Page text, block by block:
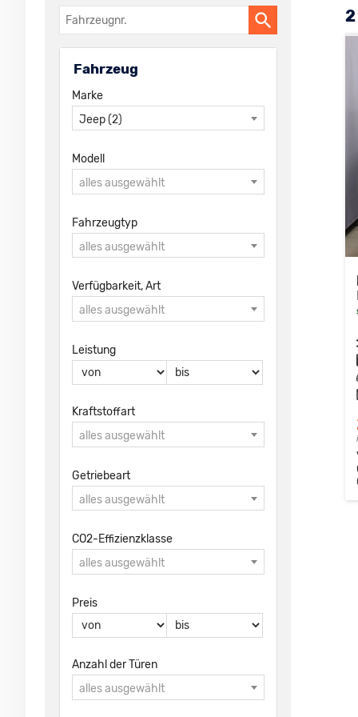
2
Fahrzeugnr.
Fahrzeug
Marke
Jeep (2)
Modell
alles ausgewählt
Fahrzeugtyp
alles ausgewählt
Verfügbarkeit, Art
alles ausgewählt
Leistung
Kraftstoffart
alles ausgewählt
Getriebeart
alles ausgewählt
CO2-Effizienzklasse
alles ausgewählt
Preis
Anzahl der Türen
alles ausgewählt